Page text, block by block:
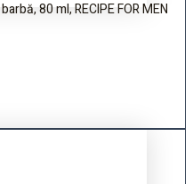
80 ml, RECIPE FOR MEN